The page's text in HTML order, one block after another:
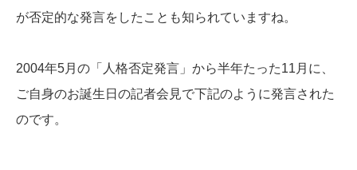
が否定的な発言をしたことも知られていますね。
2004年5月の「人格否定発言」から半年たった11月に、
ご自身のお誕生日の記者会見で下記のように発言された
のです。